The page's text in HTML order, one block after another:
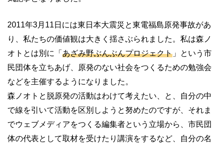
2011年3月 11 日には東日本大震災と東電福島原発事故があ
り、私たちの価値観は大きく揺さぶられました。私は森ノ
オトとは別に「 あざみ野ぶんぶんプロジェクト 」という市
民団体を立ちあげ、原発のない社会をつくるための勉強会
などを主催するようになりました。
森ノオトと脱原発の活動はわけて考えたい、と、自分の中
で線を引いて活動を区別しようと努めたのですが、それま
でウェブメディアをつくる編集者という立場から、市民団
体の代表として取材を受けたり講演をするなど、自分の名